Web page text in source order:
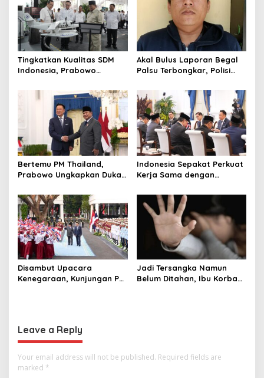
Tingkatkan Kualitas SDM
Indonesia, Prabowo
hingga Undang Universitas
Terbaik Dunia
Akal Bulus Laporan Begal
Palsu Terbongkar, Polisi
Perusahaan untuk Crypto
Bertemu PM Thailand,
Prabowo Ungkapkan Duka
Selamat Ulang Tahun ke
Raja Thailand
Indonesia Sepakat Perkuat
Kerja Sama dengan
hingga Ekonomi Digital
Disambut Upacara
Kenegaraan, Kunjungan PM
Jadi Tersangka Namun
Belum Ditahan, Ibu Korban
Leave a Reply
Your email address will not be published. Required fields are
marked *